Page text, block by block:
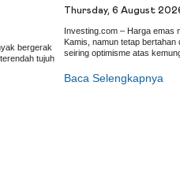
bergerak
tujuh
Thursday, 6 August
Investing.com – Harga emas
Kamis, namun tetap bertahan
seiring optimisme atas
Baca Selengkapnya